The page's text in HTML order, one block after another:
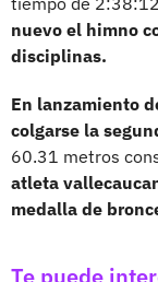
nuevo el himno
disciplinas.
En lanzamiento
colgarse la
60.31 metros
atleta
medalla de
Te puede